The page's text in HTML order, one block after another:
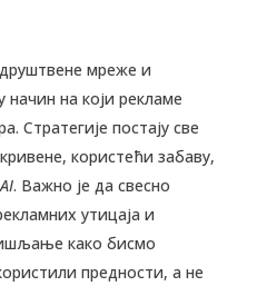
мреже и
на који рекламе
Стратегије постају све
користећи забаву,
АI. Важно је да свесно
утицаја и
како бисмо
предности, а не